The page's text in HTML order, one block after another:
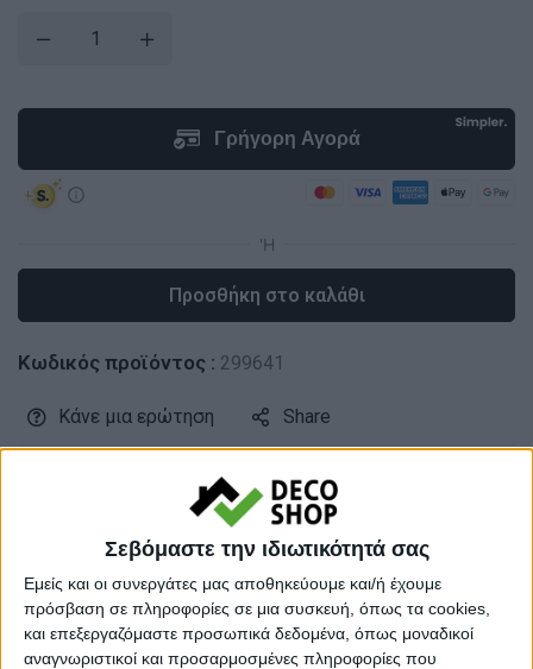
Σεβόμαστε την ιδιωτικότητά σας
Εμείς και οι συνεργάτες μας αποθηκεύουμε και/ή έχουμε
πρόσβαση σε πληροφορίες σε μια συσκευή, όπως τα cookies,
και επεξεργαζόμαστε προσωπικά δεδομένα, όπως μοναδικοί
αναγνωριστικοί και προσαρμοσμένες πληροφορίες που
Προσθήκη στο καλάθι
Κωδικός προϊόντος : 299641
Κάνε μια ερώτηση Share
ΒΙΒΛΙΟΘΗΚΕΣ
ΒΙΒΛΙΟΘΗΚΕΣ
Megapap